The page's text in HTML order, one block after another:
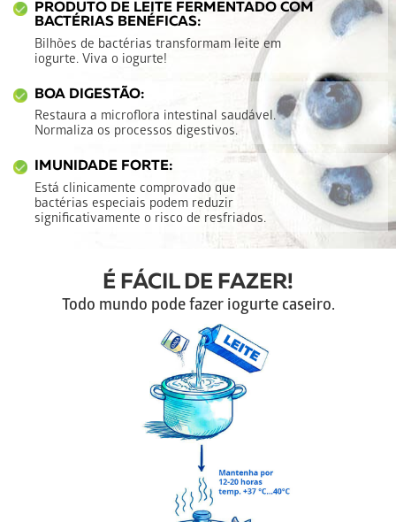
PRODUTO DE LEITE FERMENTADO COM
BACTÉRIAS BENÉFICAS:
Bilhões de bactérias transformam leite em
iogurte. Viva o iogurte!
BOA DIGESTÃO:
Restaura a microflora intestinal saudável.
Normaliza os processos digestivos.
IMUNIDADE FORTE:
Está clinicamente comprovado que
bactérias especiais podem reduzir
significativamente o risco de resfriados.
É FÁCIL DE FAZER!
Todo mundo pode fazer iogurte caseiro.